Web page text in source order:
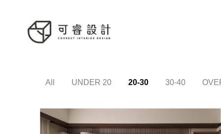
All UNDER 20 20-30 30-40